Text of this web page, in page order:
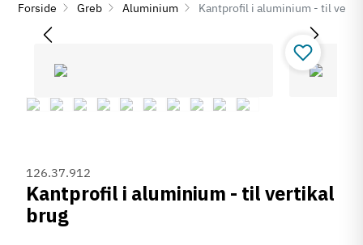
Forside Greb Aluminium Kantprofil i aluminium - til
126.37.912
Kantprofil i aluminium - til vertikal
brug